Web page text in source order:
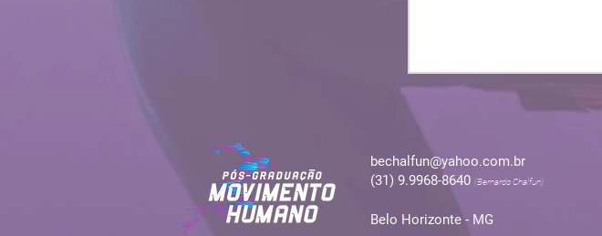
bechalfun@yahoo.com.br
(31) 9.9968-8640 (Bernardo Chalfun)
Belo Horizonte - MG